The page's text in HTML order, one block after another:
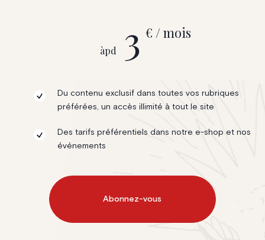
àpd 3 € / mois
Du contenu exclusif dans toutes vos rubriques
préférées, un accès illimité à tout le site
Des tarifs préférentiels dans notre e-shop et nos
événements
Abonnez-vous